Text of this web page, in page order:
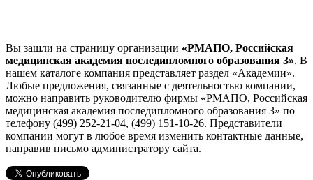
Вы зашли на страницу организации «РМАПО, Российская
медицинская академия последипломного образования 3». В
нашем каталоге компания представляет раздел «Академии».
Любые предложения, связанные с деятельностью компании,
можно направить руководителю фирмы «РМАПО, Российская
медицинская академия последипломного образования 3» по
телефону (499) 252-21-04, (499) 151-10-26. Представители
компании могут в любое время изменить контактные данные,
направив письмо администратору сайта.